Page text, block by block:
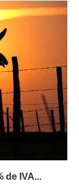
de IVA...